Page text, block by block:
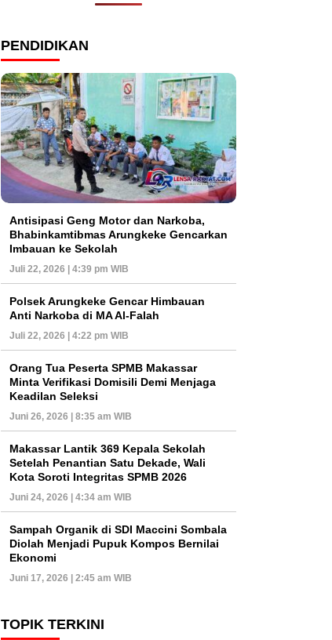
PENDIDIKAN
Antisipasi Geng Motor dan Narkoba,
Bhabinkamtibmas Arungkeke Gencarkan
Imbauan ke Sekolah
Juli 22, 2026 | 4:39 pm WIB
Polsek Arungkeke Gencar Himbauan
Anti Narkoba di MA Al-Falah
Juli 22, 2026 | 4:22 pm WIB
Orang Tua Peserta SPMB Makassar
Minta Verifikasi Domisili Demi Menjaga
Keadilan Seleksi
Juni 26, 2026 | 8:35 am WIB
Makassar Lantik 369 Kepala Sekolah
Setelah Penantian Satu Dekade, Wali
Kota Soroti Integritas SPMB 2026
Juni 24, 2026 | 4:34 am WIB
Sampah Organik di SDI Maccini Sombala
Diolah Menjadi Pupuk Kompos Bernilai
Ekonomi
Juni 17, 2026 | 2:45 am WIB
TOPIK TERKINI